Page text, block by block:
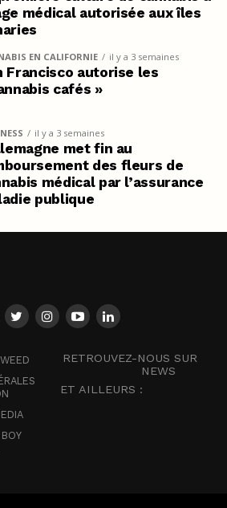
médical autorisée aux îles
EN CALIFORNIE il y a 3 semaines
Francisco autorise les
cafés »
il y a 3 semaines
met fin au
des fleurs de
médical par l’assurance
publique
RETROUVEZ-NOUS SUR
NEWS
ET AILLEURS :